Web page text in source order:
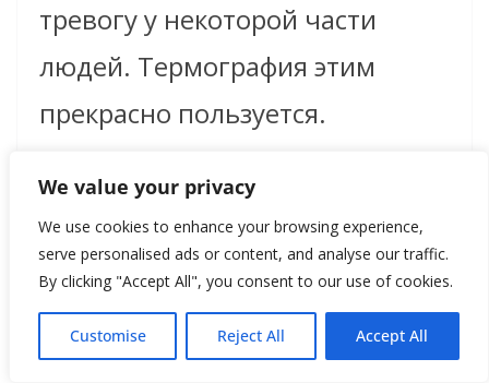
We value your privacy
We use cookies to enhance your browsing experience,
serve personalised ads or content, and analyse our traffic.
By clicking "Accept All", you consent to our use of cookies.
Customise Reject All Accept All
тревогу у некоторой части
людей. Термография этим
прекрасно пользуется.
почти невинно. Просто
фотография, отражающая
температуру. Что может быть
безопаснее?